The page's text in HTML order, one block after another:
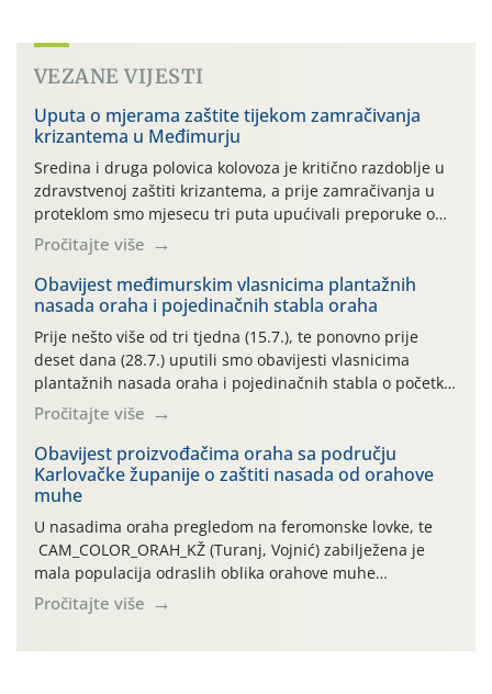
VEZANE VIJESTI
Uputa o mjerama zaštite tijekom zamračivanja
krizantema u Međimurju
Sredina i druga polovica kolovoza je kritično razdoblje u
zdravstvenoj zaštiti krizantema, a prije zamračivanja u
proteklom smo mjesecu tri puta upućivali preporuke o
preventivnim mjerama zaštite krizantema od najčešćih
uzročnika bolesti, štetnika i fito-fagnih grinja (23.7., 14.7.,
06.7.)! Na početku ovog mjeseca je zabilježeno je
povijesno i ekstremno vruće meteorološko razdoblje, uz
najviše temperature […]
Pročitajte više
Obavijest međimurskim vlasnicima plantažnih
nasada oraha i pojedinačnih stabla oraha
Prije nešto više od tri tjedna (15.7.), te ponovno prije
deset dana (28.7.) uputili smo obavijesti vlasnicima
plantažnih nasada oraha i pojedinačnih stabla o početku
leta i ovogodišnjoj potrebi usmjerenog suzbijanja
orahove muhe (Rhagoletis completa)! Već dvanaest dana
traje drugi ovogodišnji “toplinski udar”, koji naročito
izražen zadnja šest dana (31.7.-05.8.), jer najviše
temperature zraka svakodnevno […]
Pročitajte više
Obavijest proizvođačima oraha sa području
Karlovačke županije o zaštiti nasada od orahove
muhe
U nasadima oraha pregledom na feromonske lovke, te
CAM_COLOR_ORAH_KŽ (Turanj, Vojnić) zabilježena je
mala populacija odraslih oblika orahove muhe
(Rhagoletis completa). Niska brojnost može se objasniti
činjenicom da je riječ o mladim nasadima s vrlo malim
Pročitajte više